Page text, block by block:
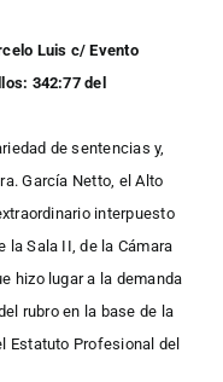
Luis c/ Evento
342:77 del
de sentencias y,
García Netto, el Alto
interpuesto
la Sala II, de la Cámara
hizo lugar a la demanda
rubro en la base de la
Estatuto Profesional del